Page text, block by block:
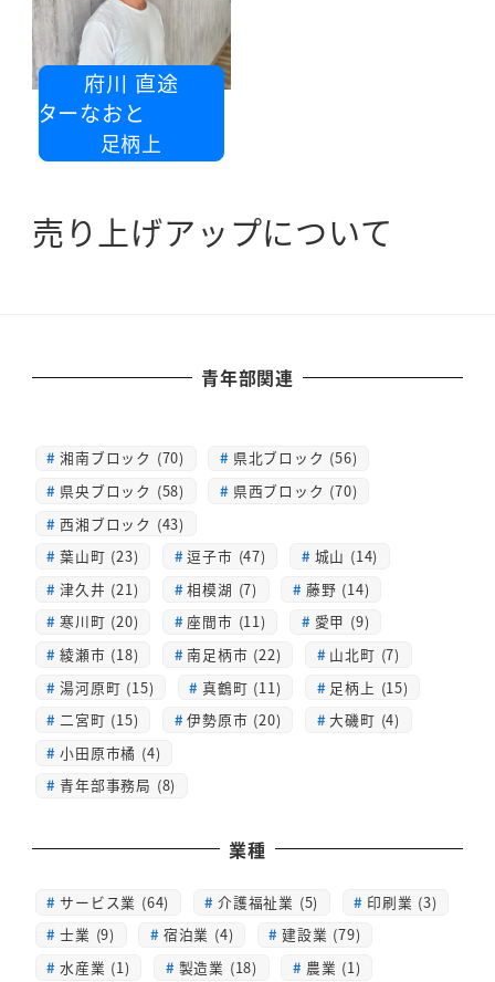
府川 直途
ターなおと
足柄上
売り上げアップについて
青年部関連
湘南ブロック (70)
県北ブロック (56)
県央ブロック (58)
県西ブロック (70)
西湘ブロック (43)
葉山町 (23)
逗子市 (47)
城山 (14)
津久井 (21)
相模湖 (7)
藤野 (14)
寒川町 (20)
座間市 (11)
愛甲 (9)
綾瀬市 (18)
南足柄市 (22)
山北町 (7)
湯河原町 (15)
真鶴町 (11)
足柄上 (15)
二宮町 (15)
伊勢原市 (20)
大磯町 (4)
小田原市橘 (4)
青年部事務局 (8)
業種
サービス業 (64) 介護福祉業 (5)
印刷業 (3)
士業 (9)
宿泊業 (4)
建設業 (79)
水産業 (1)
製造業 (18)
農業 (1)